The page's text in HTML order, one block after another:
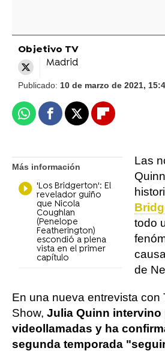
Objetivo TV
Madrid
Publicado: 10 de marzo de 2021,
WhatsappFacebook
X Flipboard
Más información
'Los Bridgerton': El
revelador guiño
que Nicola
Coughlan
(Penelope
Featherington)
escondió a plena
vista en el primer
capítulo
Las
todo
de
En una nueva entrevista con
Show, Julia Quinn intervino
videollamadas y ha
segunda temporada